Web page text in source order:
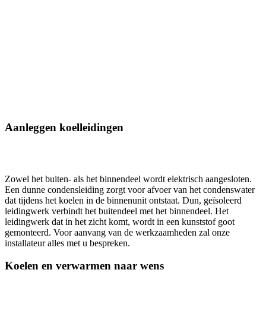
Aanleggen koelleidingen
Zowel het buiten- als het binnendeel wordt elektrisch aangesloten.
Een dunne condensleiding zorgt voor afvoer van het condenswater
dat tijdens het koelen in de binnenunit ontstaat. Dun, geïsoleerd
leidingwerk verbindt het buitendeel met het binnendeel. Het
leidingwerk dat in het zicht komt, wordt in een kunststof goot
gemonteerd. Voor aanvang van de werkzaamheden zal onze
installateur alles met u bespreken.
Koelen en verwarmen naar wens